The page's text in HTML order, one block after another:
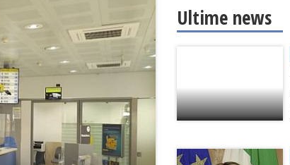
Ultime news